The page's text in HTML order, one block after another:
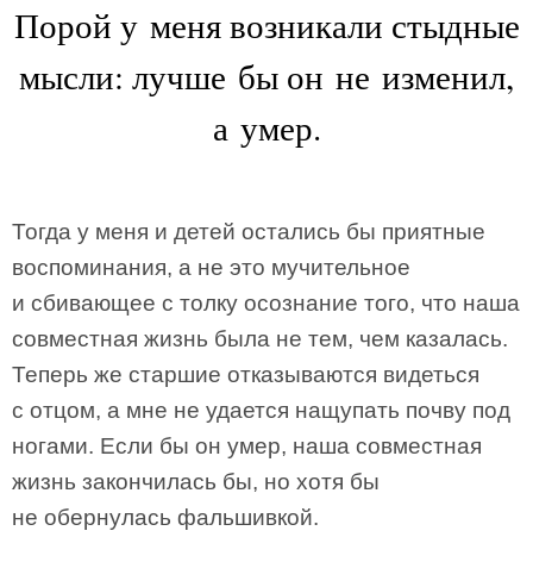
Порой у меня возникали стыдные
мысли: лучше бы он не изменил,
а умер.
Тогда у меня и детей остались бы приятные
воспоминания, а не это мучительное
и сбивающее с толку осознание того, что наша
совместная жизнь была не тем, чем казалась.
Теперь же старшие отказываются видеться
с отцом, а мне не удается нащупать почву под
ногами. Если бы он умер, наша совместная
жизнь закончилась бы, но хотя бы
не обернулась фальшивкой.